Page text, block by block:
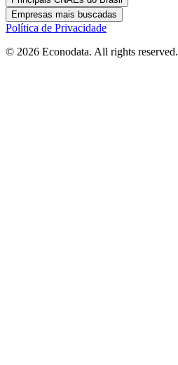
Empresas mais buscadas
Política de Privacidade
© 2026 Econodata. All rights reserved.